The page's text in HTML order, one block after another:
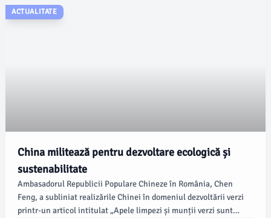
ACTUALITATE
China militează pentru dezvoltare ecologică și
sustenabilitate
Ambasadorul Republicii Populare Chineze în România, Chen
Feng, a subliniat realizările Chinei în domeniul dezvoltării verzi
printr-un articol intitulat „Apele limpezi și munții verzi sunt